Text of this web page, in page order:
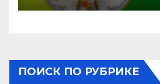
ПОИСК ПО РУБРИКЕ